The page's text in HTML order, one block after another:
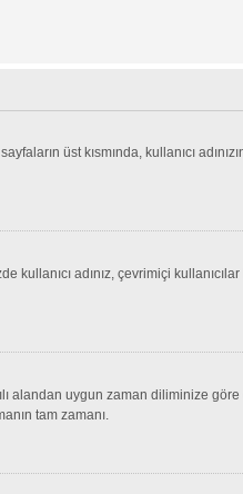
üst kısmında, kullanıcı
adınız, çevrimiçi
alandan uygun zaman diliminize
tam zamanı.